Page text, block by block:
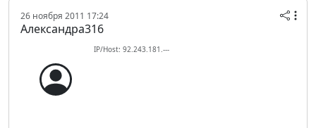
26 ноября 2011 17:24
Александра316
IP/Host: 92.243.181.---